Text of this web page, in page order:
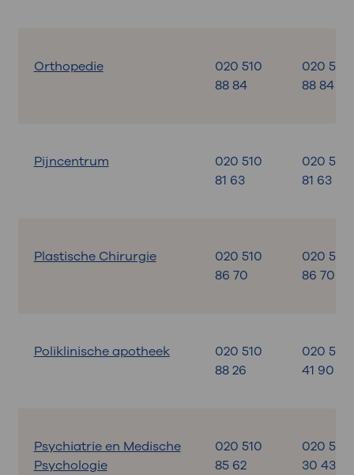
Orthopedie
020 510
88 84
020 510
88 84
Pijncentrum
020 510
81 63
020 510
81 63
Plastische Chirurgie
020 510
86 70
020 510
86 70
Poliklinische apotheek
020 510
88 26
020 599
41 90
Psychiatrie en Medische
Psychologie
020 510
85 62
020 599
30 43